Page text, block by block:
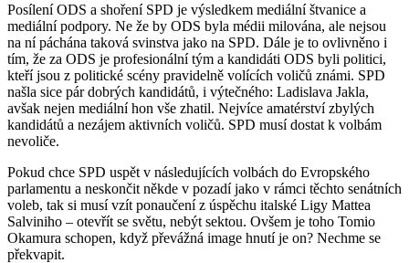
Posílení ODS a shoření SPD je výsledkem mediální štvanice a
mediální podpory. Ne že by ODS byla médii milována, ale nejsou
na ní páchána taková svinstva jako na SPD. Dále je to ovlivněno i
tím, že za ODS je profesionální tým a kandidáti ODS byli politici,
kteří jsou z politické scény pravidelně volících voličů známi. SPD
našla sice pár dobrých kandidátů, i výtečného: Ladislava Jakla,
avšak nejen mediální hon vše zhatil. Nejvíce amatérství zbylých
kandidátů a nezájem aktivních voličů. SPD musí dostat k volbám
nevoliče.
Pokud chce SPD uspět v následujících volbách do Evropského
parlamentu a neskončit někde v pozadí jako v rámci těchto senátních
voleb, tak si musí vzít ponaučení z úspěchu italské Ligy Mattea
Salviniho – otevřít se světu, nebýt sektou. Ovšem je toho Tomio
Okamura schopen, když převážná image hnutí je on? Nechme se
překvapit.